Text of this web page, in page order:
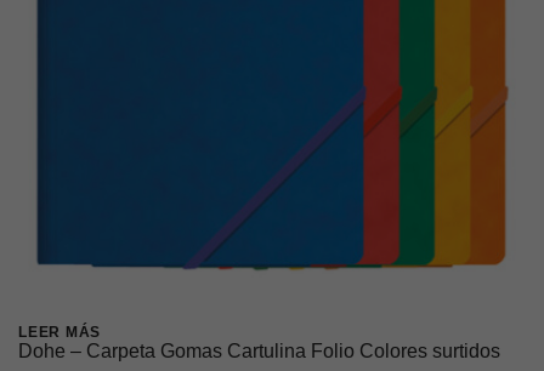
LEER MÁS
Dohe – Carpeta Gomas Cartulina Folio Colores surtidos